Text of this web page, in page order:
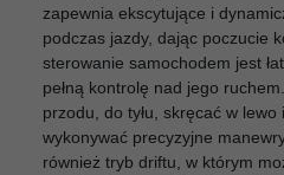
zapewnia ekscytujące i
podczas jazdy, dając poczucie
sterowanie samochodem jest
pełną kontrolę nad jego
przodu, do tyłu, skręcać w
wykonywać precyzyjne
również tryb driftu, w którym